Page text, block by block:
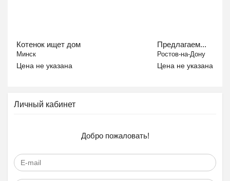
Котенок ищет дом
Минск
Цена не указана
Предлагаем...
Ростов-на-Дону
Цена не указана
Личный кабинет
Добро пожаловать!